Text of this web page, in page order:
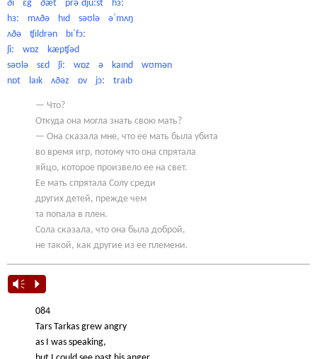
ði ɛg ðæt prəˈdjuːst hɜː
hɜː mʌðə hɪd səʊlə əˈmʌŋ
ʌðə ʧɪldrən bɪˈfɔː
ʃiː wɒz kæpʧəd
səʊlə sɛd ʃiː wɒz ə kaɪnd wʊmən
nɒt laɪk ʌðəz ɒv jɔː traɪb
— Что?
Откуда она могла знать свою мать?
— Она сказала мне, что ее мать была убита
во время игр, потому что она спрятала
яйцо, которое произвело ее на свет.
Ее мать спрятала Солу среди
других детей, прежде чем
та попала в плен.
Сола сказала, что она была доброй,
не такой, как другие из ее племени.
Vm P
084
Tars Tarkas grew angry
as I was speaking,